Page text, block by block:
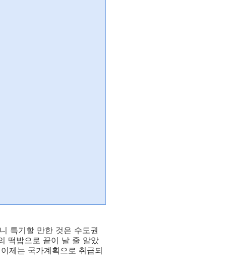
특기할 만한 것은 수도권
떡밥으로 끝이 날 줄 알았
제는 국가계획으로 취급되